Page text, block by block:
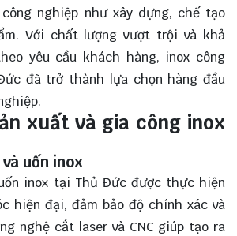
nghiệp như xây dựng, chế tạo
Với chất lượng vượt trội và khả
yêu cầu khách hàng, inox công
đã trở thành lựa chọn hàng đầu
xuất và gia công inox
uốn inox
inox tại Thủ Đức được thực hiện
hiện đại, đảm bảo độ chính xác và
nghệ cắt laser và CNC giúp tạo ra